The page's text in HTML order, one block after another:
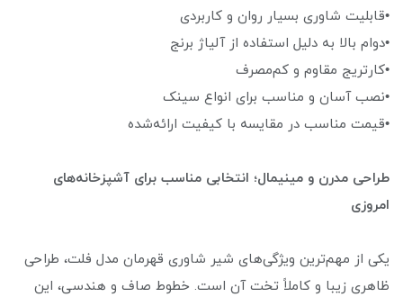
•قابلیت شاوری بسیار روان و کاربردی
•دوام بالا به دلیل استفاده از آلیاژ برنج
•کارتریج مقاوم و کم‌مصرف
•نصب آسان و مناسب برای انواع سینک
•قیمت مناسب در مقایسه با کیفیت ارائه‌شده
طراحی مدرن و مینیمال؛ انتخابی مناسب برای آشپزخانه‌های
امروزی
یکی از مهم‌ترین ویژگی‌های شیر شاوری قهرمان مدل فلت، طراحی
ظاهری زیبا و کاملاً تخت آن است. خطوط صاف و هندسی، این